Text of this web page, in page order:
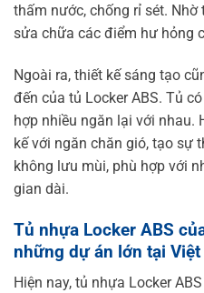
thấm nước, chống rỉ sét.
sửa chữa các điểm hư hỏng
Ngoài ra, thiết kế sáng tạo
đến của tủ Locker ABS. Tủ
hợp nhiều ngăn lại với nhau.
kế với ngăn chăn gió, tạo sự
không lưu mùi, phù hợp với
gian dài.
Tủ nhựa Locker ABS
những dự án lớn tại Việt
Hiện nay, tủ nhựa Locker